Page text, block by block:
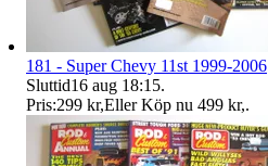
181 - Super Chevy 11st 1999-2006
Sluttid16 aug 18:15.
Pris:299 kr,Eller Köp nu 499 kr,.